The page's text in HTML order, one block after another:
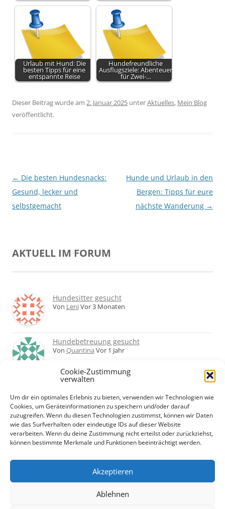
Cookie-Zustimmung
verwalten
Um dir ein optimales Erlebnis zu bieten, verwenden wir Technologien wie
Cookies, um Geräteinformationen zu speichern und/oder darauf
zuzugreifen. Wenn du diesen Technologien zustimmst, können wir Daten
wie das Surfverhalten oder eindeutige IDs auf dieser Website
verarbeiten. Wenn du deine Zustimmung nicht erteilst oder zurückziehst,
können bestimmte Merkmale und Funktionen beeinträchtigt werden.
Akzeptieren
Ablehnen
Urlaub mit Hund: Die
besten Tipps für eine
entspannte Reise
Hundefreundliche
Ausflugsziele: Abenteuer
für Zwei-…
Dieser Beitrag wurde am 2. Januar 2025 unterAktuelles, Mein Blog
veröffentlicht.
Beitragsnavigation
← Die besten Hundesnacks:
Gesund, lecker und
selbstgemacht
Hunde und Urlaub in den
Bergen: Tipps für eure
nächste Wanderung →
AKTUELL IM FORUM
Hundesitter gesucht
Von LeniVor 3 Monaten
Hundebetreuung gesucht
Von Quantina Vor 1 Jahr
Was haltet ihr von Hundetagesstätten?
Erfahrungen?
VonMartin Vor 2 Jahren
Urlaub mit Hund... Tipps für hundefreundliche
Unterkünfte?
VonBeateVor 2 Jahren